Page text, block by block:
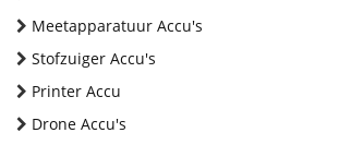
Meetapparatuur Accu's
Stofzuiger Accu's
Printer Accu
Drone Accu's